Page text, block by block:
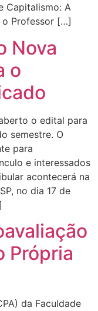
Capitalismo: A
o Professor […]
Nova
o
o edital para
semestre. O
para
e interessados
acontecerá na
no dia 17 de
Própria
da Faculdade